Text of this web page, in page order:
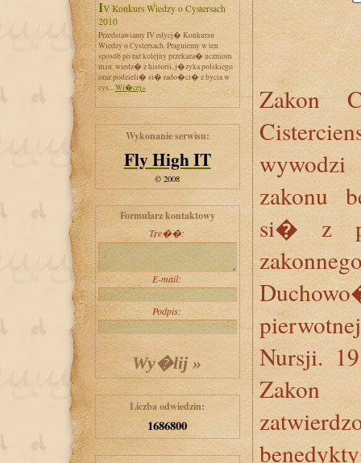
IV Konkurs Wiedzy o Cystersach
2010
Przedstawiamy IV edycj� Konkursu
Wiedzy o Cystersach. Pragniemy w ten
sposób po raz kolejny przekaza� uczniom
m.in. wiedz� z historii, j�zyka polskiego
oraz podzieli� si� rado�ci� z bycia w
cys...Wi�cej»
Wykonanie serwisu:
Fly High IT
© 2008
Formularz kontaktowy
Tre��:
E-mail:
Podpis:
Liczba odwiedzin:
1686800
Zakon
zakonu
si� z
Nursji.
Zakon